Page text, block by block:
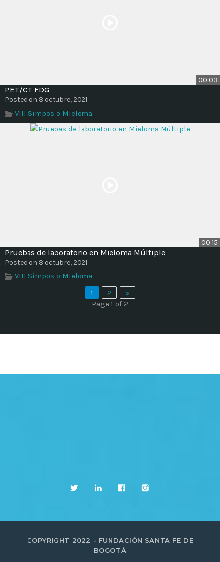
00:03
PET/CT FDG
Posted on 8 octubre, 2021
VIII Simposio Mieloma
00:15
Pruebas de laboratorio en Mieloma Múltiple
Posted on 8 octubre, 2021
VIII Simposio Mieloma
1
2
»
Page 1 of 2
COPYRIGHT 2022 - FUNDACIÓN SANTA FE DE
BOGOTÁ